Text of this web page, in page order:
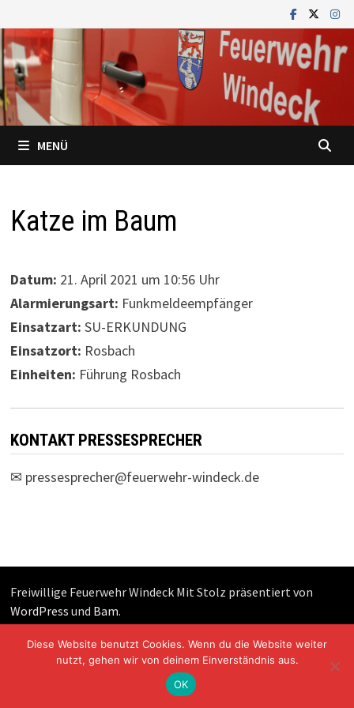
Inhalt
springen
MENÜ
Katze im Baum
Datum: 21. April 2021 um 10:56 Uhr
Alarmierungsart: Funkmeldeempfänger
Einsatzart: SU-ERKUNDUNG
Einsatzort: Rosbach
Einheiten: Führung Rosbach
KONTAKT PRESSESPRECHER
✉ pressesprecher@feuerwehr-windeck.de
Freiwillige Feuerwehr Windeck Mit Stolz präsentiert von
WordPress und Bam.
Diese Website benutzt Cookies. Wenn du die Website weiter
nutzt, gehen wir von deinem Einverständnis aus.
OK